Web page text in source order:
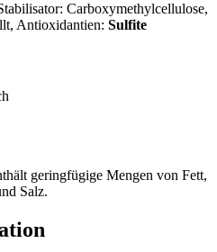
Carboxymethylcellulose,
, Antioxidantien: Sulfite
geringfügige Mengen von Fett,
Salz.